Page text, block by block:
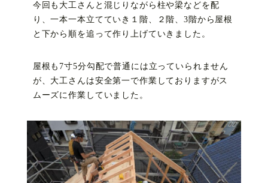
今回も大工さんと混じりながら柱や梁などを配
り、一本一本立てていき１階、２階、3階から屋根
と下から順を追って作り上げていきました。
屋根も7寸5分勾配で普通には立っていられません
が、大工さんは安全第一で作業しておりますがス
ムーズに作業していました。